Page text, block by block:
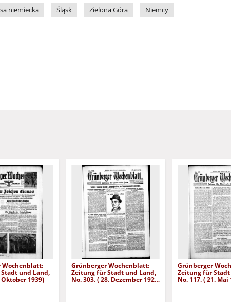
niemiecka Śląsk Zielona Góra Niemcy
Wochenblatt:
und Land,
Oktober 1939)
Grünberger Wochenblatt:
Zeitung für Stadt und Land,
No. 303. ( 28. Dezember 1926
Grünberger
Zeitung für
No. 117. ( 21. Mai